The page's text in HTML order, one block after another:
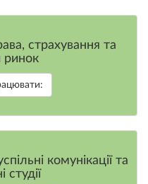
страхування та
ринок
комунікації та
студії